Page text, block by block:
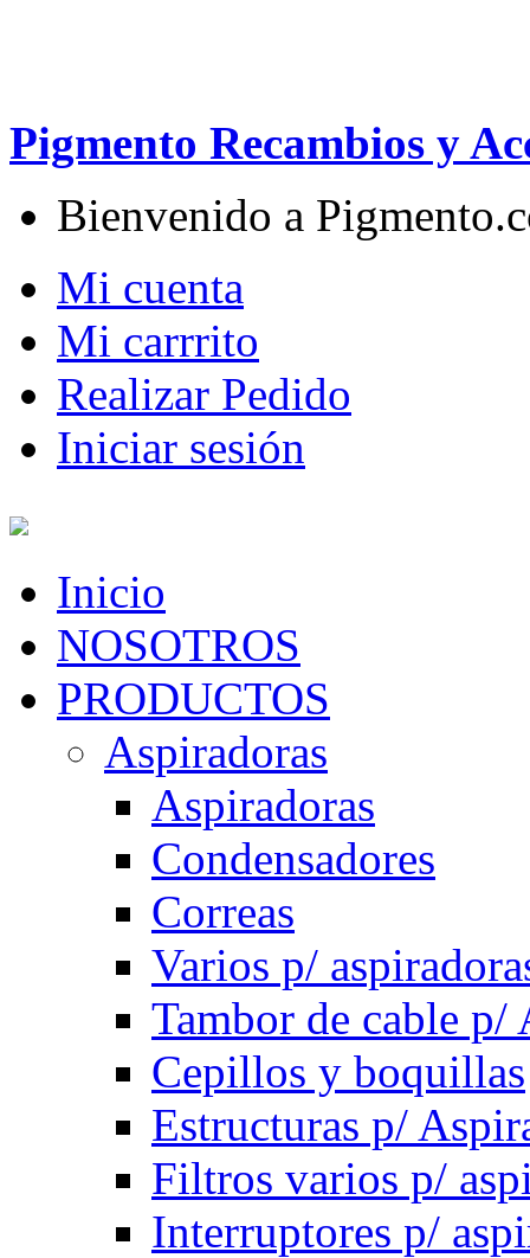
Pigmento Recambios y
Bienvenido a
Mi cuenta
Mi carrrito
Realizar Pedido
Iniciar sesión
Inicio
NOSOTROS
PRODUCTOS
Aspiradoras
Aspiradoras
Condensadores
Correas
Varios p/
Tambor de cable p/
Cepillos y boquillas
Estructuras p/
Filtros varios p/
Interruptores p/